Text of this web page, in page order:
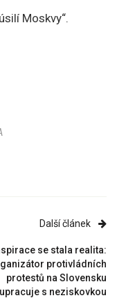
Moskvy“.
Další článek
se stala realita:
protivládních
protestů na Slovensku
s neziskovkou